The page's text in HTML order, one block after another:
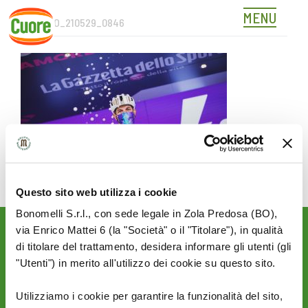
Questo sito web utilizza i cookie
Bonomelli S.r.l., con sede legale in Zola Predosa (BO),
via Enrico Mattei 6 (la "Società" o il "Titolare"), in qualità
di titolare del trattamento, desidera informare gli utenti (gli
"Utenti") in merito all'utilizzo dei cookie su questo sito.
Utilizziamo i cookie per garantire la funzionalità del sito,
Skip
content
MENU
3ALFANO_210529_0846
Rimani aggiornato sulle
novità del mondo Cuore: